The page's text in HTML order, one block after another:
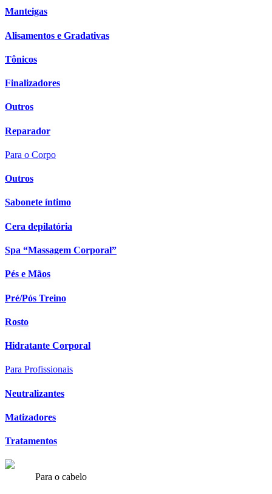
Manteigas
Alisamentos e Gradativas
Tônicos
Finalizadores
Outros
Reparador
Para o Corpo
Outros
Sabonete íntimo
Cera depilatória
Spa “Massagem Corporal”
Pés e Mãos
Pré/Pós Treino
Rosto
Hidratante Corporal
Para Profissionais
Neutralizantes
Matizadores
Tratamentos
Para o cabelo